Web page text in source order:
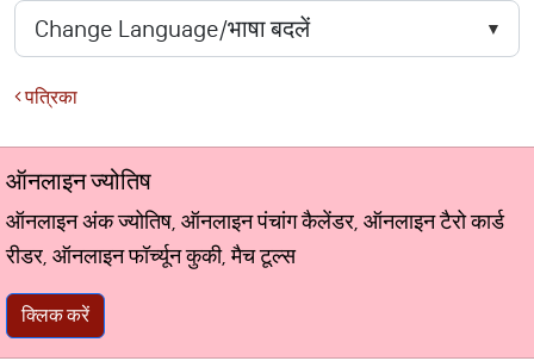
पत्रिका
ऑनलाइन ज्योतिष
ऑनलाइन अंक ज्योतिष, ऑनलाइन पंचांग कैलेंडर, ऑनलाइन टैरो कार्ड
रीडर, ऑनलाइन फॉर्च्यून कुकी, मैच टूल्स
क्लिक करें